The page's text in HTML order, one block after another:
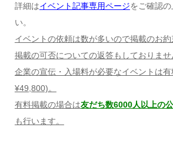
詳細はイベント記事専用ページをご確認
い。
イベントの依頼は数が多いので掲載のお約
掲載の可否についての返答もしておりませ
企業の宣伝・入場料が必要なイベントは
¥49,800)。
有料掲載の場合は友だち数6000人以上の
も行います。